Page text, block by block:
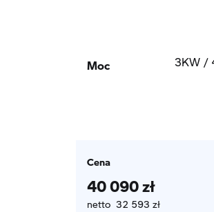
Moc 3KW /
Cena
40 090 zł
netto 32 593 zł